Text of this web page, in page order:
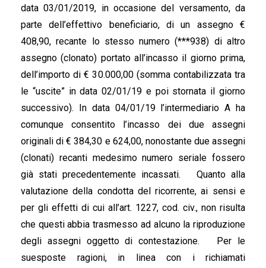
data 03/01/2019, in occasione del versamento, da
parte dell’effettivo beneficiario, di un assegno €
408,90, recante lo stesso numero (***938) di altro
assegno (clonato) portato all’incasso il giorno prima,
dell’importo di € 30.000,00 (somma contabilizzata tra
le “uscite” in data 02/01/19 e poi stornata il giorno
successivo). In data 04/01/19 l’intermediario A ha
comunque consentito l’incasso dei due assegni
originali di € 384,30 e 624,00, nonostante due assegni
(clonati) recanti medesimo numero seriale fossero
già stati precedentemente incassati. Quanto alla
valutazione della condotta del ricorrente, ai sensi e
per gli effetti di cui all’art. 1227, cod. civ., non risulta
che questi abbia trasmesso ad alcuno la riproduzione
degli assegni oggetto di contestazione. Per le
suesposte ragioni, in linea con i richiamati